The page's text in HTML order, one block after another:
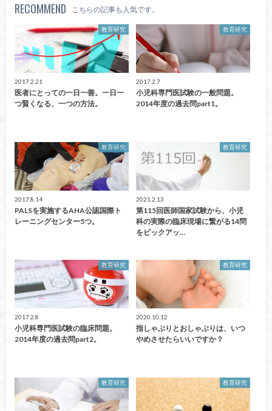
RECOMMEND こちらの記事も人気です。
教育研究
2017.2.21
医者にとっての一日一善。一日一
つ賢くなる、一つの方法。
教育研究
2017.2.7
小児科専門医試験の一般問題。
2014年度の過去問part1。
教育研究
2017.8.14
PALSを実施するAHA公認国際ト
レーニングセンター5つ。
教育研究
2021.2.13
第115回医師国家試験から、小児
科の実際の臨床現場に繋がる14問
をピックアッ…
教育研究
2017.2.8
小児科専門医試験の臨床問題。
2014年度の過去問part2。
教育研究
2020.10.12
指しゃぶりとおしゃぶりは、いつ
やめさせたらいいですか？
教育研究 教育研究